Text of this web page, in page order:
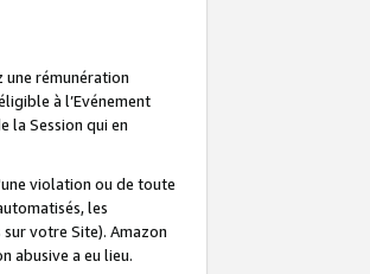
une rémunération
à l’Evénement
la Session qui en
violation ou de toute
les
sur votre Site). Amazon
abusive a eu lieu.